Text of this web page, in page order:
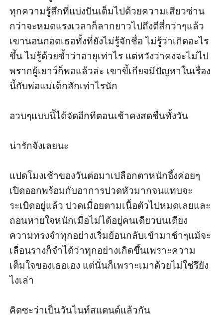
ทุกความรู้สึกที่แบ่งปันเต็มไปด้วยความเสียวซ่าน
กว่าจะหมดแรงเวลาก็ลากยาวไปถึงตีสี่กว่าๆแล้ว
เขานอนกอดเธอทั้งที่ยังไม่รู้จักชื่อ ไม่รู้ว่าเกิดอะไร
ขึ้น ไม่รู้ด้วยซ้ำว่าอายุเท่าไร แต่หวังว่าคงจะไม่ไป
พรากผู้เยาว์ก็พอแล้วล่ะ เขาขี้เกียจมีปัญหาในเรื่อง
นี้กับพ่อแม่เด็กสักเท่าไรนัก
อวบๆแบบนี้ได้จัดอีกทีตอนเช้าคงสดชื่นทั้งวัน
น่ารักจังเลยนะ
แปดโมงเช้าของวันต่อมาเปลือกตาหนักอึ้งค่อยๆ
เปิดออกพร้อมกับอาการปวดหัวมากจนแทบจะ
ระเบิดอยู่แล้ว ปวดเมื่อยตามเนื้อตัวไปหมดเลยและ
ถอนหายใจหนักเมื่อไม่ได้อยู่คนเดียวบนเตียง
ความทรงจำทุกอย่างเริ่มย้อนกลับเข้ามาช้าๆแม้จะ
เลื่อนรางก็จำได้ว่าทุกอย่างเกิดขึ้นเพราะความ
เต็มใจของเธอเอง แต่นั่นก็เพราะเมาด้วยไม่ใช่รึยัง
ไงเล่า
คิดซะว่าเป็นวันไนท์สแตนด์แล้วกัน